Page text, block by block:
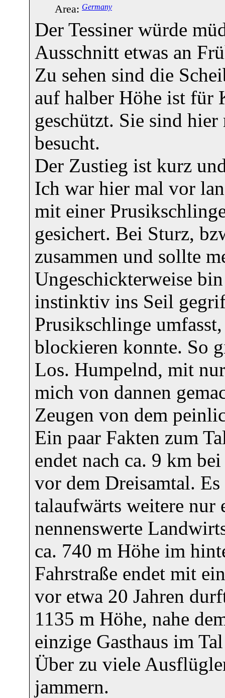
Area: Germany
Der Tessiner würde
Ausschnitt etwas an
Zu sehen sind die
auf halber Höhe ist für
geschützt. Sie sind
besucht.
Der Zustieg ist kurz
Ich war hier mal vor
mit einer
gesichert. Bei Sturz,
zusammen und sollte
Ungeschickterweise
instinktiv ins Seil
Prusikschlinge
blockieren konnte. So
Los. Humpelnd, mit
mich von dannen
Zeugen von dem
Ein paar Fakten zum
endet nach ca. 9 km
vor dem Dreisamtal.
talaufwärts weitere nur
nennenswerte
ca. 740 m Höhe im
Fahrstraße endet mit
vor etwa 20 Jahren
1135 m Höhe, nahe
einzige Gasthaus im
Über zu viele
jammern.